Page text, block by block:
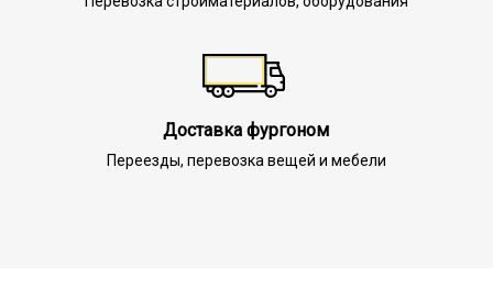
Доставка фургоном
Переезды, перевозка вещей и мебели